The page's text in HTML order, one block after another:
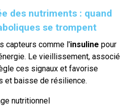
des nutriments : quand
se trompent
capteurs comme l'insuline pour
Le vieillissement, associé
ces signaux et favorise
et baisse de résilience.
nutritionnel